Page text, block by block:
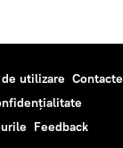
utilizare Contacte
Feedback